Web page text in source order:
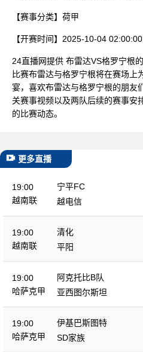
【赛事分类】 荷甲
【开赛时间】 2025-10-04 02:00:00
24直播网提供 布雷达VS格罗宁根
比赛布雷达与格罗宁根将在赛场上
宴，喜欢布雷达与格罗宁根的朋友
关赛事视频以及两队后续的赛事安
的比赛动态。
更多直播
19:00
越南联
宁平FC
越电信
19:00
越南联
清化
平阳
19:00
哈萨克甲
阿克托比B队
亚西图尔斯坦
19:00
哈萨克甲
伊基巴斯图特
SD家族